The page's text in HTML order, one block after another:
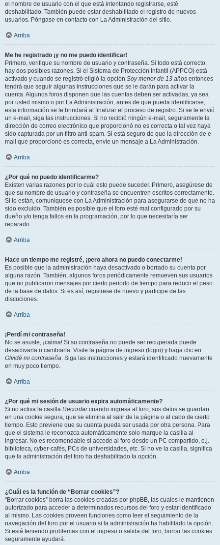
el nombre de usuario con el que está intentando registrarse, esté
deshabilitado. También puede estar deshabilitado el registro de nuevos
usuarios. Póngase en contacto con La Administración del sitio.
Arriba
Me he registrado ¡y no me puedo identificar!
Primero, verifique su nombre de usuario y contraseña. Si todo está correcto,
hay dos posibles razones. Si el Sistema de Protección Infantil (APPCO) está
activado y cuando se registró eligió la opción Soy menor de 13 años entonces
tendrá que seguir algunas instrucciones que se le darán para activar la
cuenta. Algunos foros disponen que las cuentas deben ser activadas, ya sea
por usted mismo o por La Administración, antes de que pueda identificarse;
esta información se le brindará al finalizar el proceso de registro. Si se le envió
un e-mail, siga las instrucciones. Si no recibió ningún e-mail, seguramente la
dirección de correo electrónico que proporcionó no es correcta o tal vez haya
sido capturada por un filtro anti-spam. Si está seguro de que la dirección de e-
mail que proporcionó es correcta, envíe un mensaje a La Administración.
Arriba
¿Por qué no puedo identificarme?
Existen varias razones por lo cuál esto puede suceder. Primero, asegúrese de
que su nombre de usuario y contraseña se encuentren escritos correctamente.
Si lo están, comuníquese con La Administración para asegurarse de que no ha
sido excluido. También es posible que el foro esté mal configurado por su
dueño y/o tenga fallos en la programación, por lo que necesitaría ser
reparado.
Arriba
Hace un tiempo me registré, ¡pero ahora no puedo conectarme!
Es posible que la administración haya desactivado o borrado su cuenta por
alguna razón. También, algunos foros periódicamente remueven sus usuarios
que no publicaron mensajes por cierto periodo de tiempo para reducir el peso
de la base de datos. Si es así, registrese de nuevo y participe de las
discuciones.
Arriba
¡Perdí mi contraseña!
No se asuste, ¡calma! Si su contraseña no puede ser recuperada puede
desactivarla o cambiarla. Visite la página de ingreso (login) y haga clic en
Olvidé mi contraseña. Siga las instrucciones y estará identificado nuevamente
en muy poco tiempo.
Arriba
¿Por qué mi sesión de usuario expira automáticamente?
Si no activa la casilla Recordarcuando ingresa al foro, sus datos se guardan
en una cookie segura, que se elimina al salir de la página o al cabo de cierto
tiempo. Esto previene que su cuenta pueda ser usada por otra persona. Para
que el sistema le reconozca automáticamente solo marque la casilla al
ingresar. No es recomendable si accede al foro desde un PC compartido, e.j.
biblioteca, cyber-cafés, PCs de universidades, etc. Si no ve la casilla, significa
que la administración del foro ha deshabilitado la opción.
Arriba
¿Cuál es la función de “Borrar cookies”?
“Borrar cookies” borra las cookies creadas por phpBB, las cuales le mantienen
autorizado para acceder a determinados recursos del foro y estar identificado
al mismo. Las cookies proveen funciones como leer el seguimiento de la
navegación del foro por el usuario si la administración ha habilitado la opción.
Si está teniendo problemas con el ingreso o salida del foro, borrar las cookies
seguramente ayudará.